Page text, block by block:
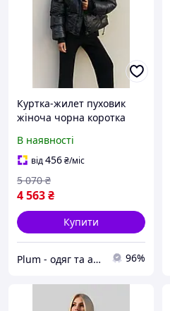
Куртка-жилет пуховик
жіноча чорна коротка
В наявності
від456₴/міс
4 563₴
5 070 ₴
Купити
Plum - одяг та аксесуари 96%